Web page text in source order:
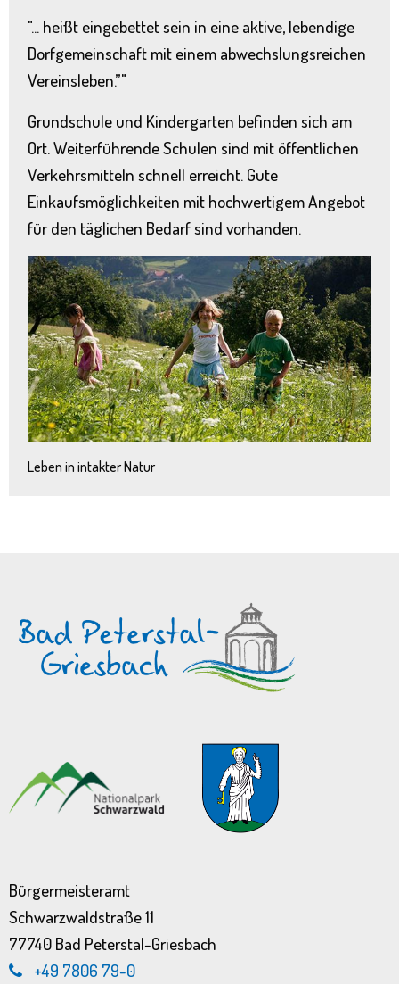
"... heißt eingebettet sein in eine aktive, lebendige
Dorfgemeinschaft mit einem abwechslungsreichen
Vereinsleben.”"
Grundschule und Kindergarten befinden sich am
Ort. Weiterführende Schulen sind mit öffentlichen
Verkehrsmitteln schnell erreicht. Gute
Einkaufsmöglichkeiten mit hochwertigem Angebot
für den täglichen Bedarf sind vorhanden.
Leben in intakter Natur
Bürgermeisteramt
Schwarzwaldstraße 11
77740 Bad Peterstal-Griesbach
+49 7806 79-0